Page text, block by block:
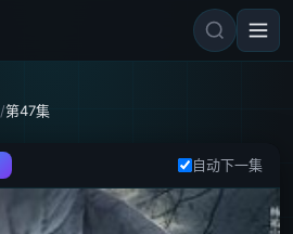
/第47集
自动下一集